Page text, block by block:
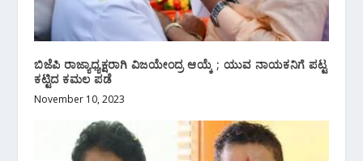
ಬಿಜೆಪಿ ರಾಜ್ಯಾಧ್ಯಕ್ಷರಾಗಿ ವಿಜಯೇಂದ್ರ ಆಯ್ಕೆ ; ಯುವ ನಾಯಕನಿಗೆ ಪಟ್ಟ
ಕಟ್ಟಿದ ಕಮಲ ಪಡೆ
November 10, 2023